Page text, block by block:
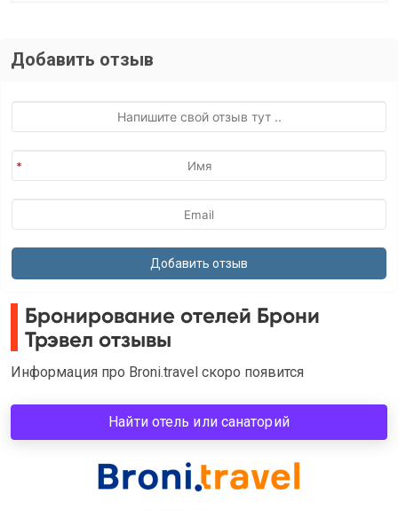
Добавить отзыв
Бронирование отелей Брони
Трэвел отзывы
Информация про Broni.travel скоро появится
Найти отель или санаторий